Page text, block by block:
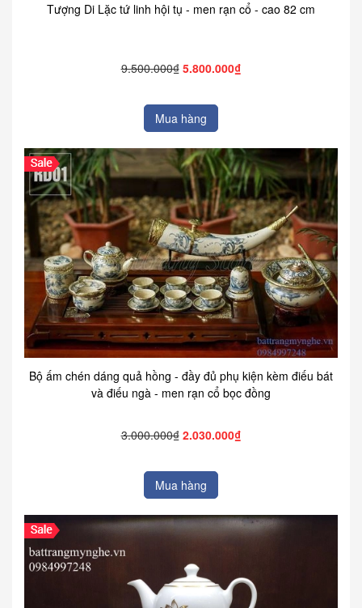
Tượng Di Lặc tứ linh hội tụ - men rạn cổ - cao 82 cm
9.500.000₫ 5.800.000₫
Mua hàng
Bộ ấm chén dáng quả hồng - đầy đủ phụ kiện kèm điếu bát
và điếu ngà - men rạn cổ bọc đồng
3.000.000₫ 2.030.000₫
Mua hàng